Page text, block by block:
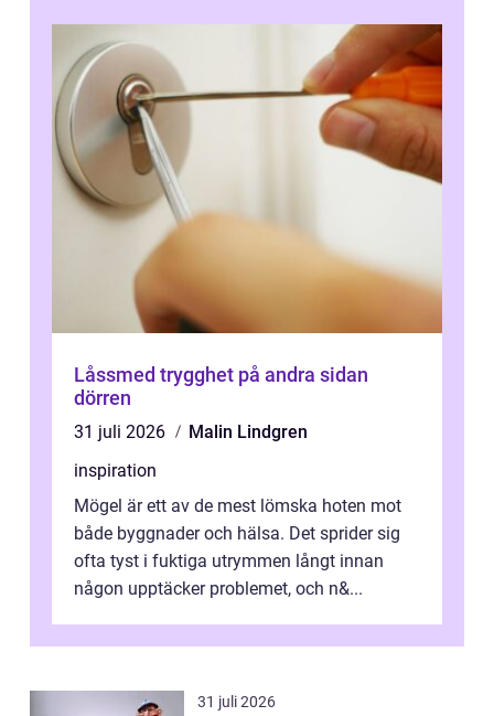
Låssmed trygghet på andra sidan
dörren
31 juli 2026
Malin Lindgren
inspiration
Mögel är ett av de mest lömska hoten mot
både byggnader och hälsa. Det sprider sig
ofta tyst i fuktiga utrymmen långt innan
någon upptäcker problemet, och n&...
31 juli 2026